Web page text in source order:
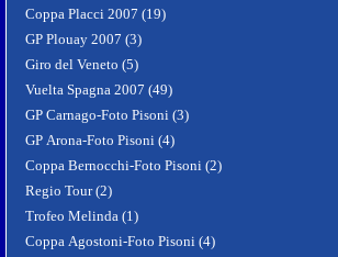
Coppa Placci 2007 (19)
GP Plouay 2007 (3)
Giro del Veneto (5)
Vuelta Spagna 2007 (49)
GP Carnago-Foto Pisoni (3)
GP Arona-Foto Pisoni (4)
Coppa Bernocchi-Foto Pisoni (2)
Regio Tour (2)
Trofeo Melinda (1)
Coppa Agostoni-Foto Pisoni (4)